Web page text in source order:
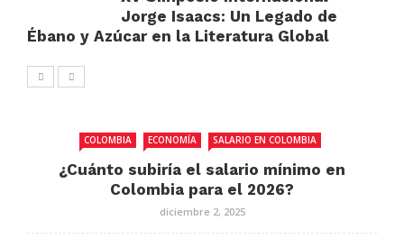
Jorge Isaacs: Un Legado de
Ébano y Azúcar en la Literatura Global
COLOMBIA ECONOMÍA SALARIO EN COLOMBIA
¿Cuánto subiría el salario mínimo en
Colombia para el 2026?
diciembre 2, 2025